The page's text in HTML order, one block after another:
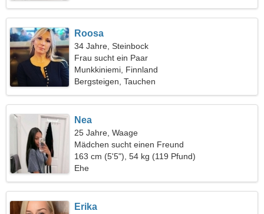
Roosa
34 Jahre, Steinbock
Frau sucht ein Paar
Munkkiniemi, Finnland
Bergsteigen, Tauchen
Nea
25 Jahre, Waage
Mädchen sucht einen Freund
163 cm (5'5"), 54 kg (119 Pfund)
Ehe
Erika